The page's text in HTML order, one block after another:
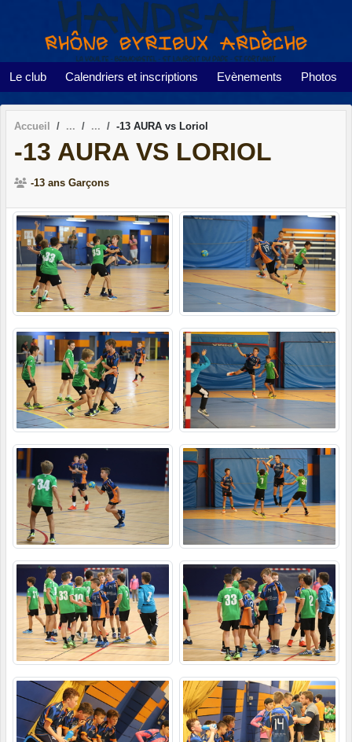
Le club Calendriers et inscriptions Evènements Photos
Accueil -13 AURA vs Loriol
-13 AURA VS LORIOL
-13 ans Garçons
Panneau de gestion des cookies